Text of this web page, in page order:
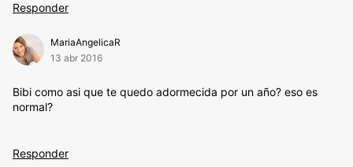
Responder
MariaAngelicaR
13 abr 2016
Bibi como asi que te quedo adormecida por un año? eso es
normal?
Responder